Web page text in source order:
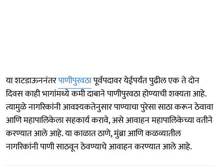
या शटडाऊननंतरपाणीपुरवठापूर्वपदावर येईपर्यंत पुढील एक ते दोन
दिवस काही भागांमध्ये कमी दाबाने पाणीपुरवठा होण्याची शक्यता आहे.
त्यामुळे नागरिकांनी आवश्यकतेनुसार पाण्याचा पुरेसा साठा करून ठेवावा
आणि महापालिकेला सहकार्य करावे, असे आवाहन महापालिकेच्या वतीने
करण्यात आले आहे. या काळात ठाणे, मुंब्रा आणि कळव्यातील
नागरिकांनी पाणी साठवून ठेवण्याचे आवाहन करण्यात आले आहे.